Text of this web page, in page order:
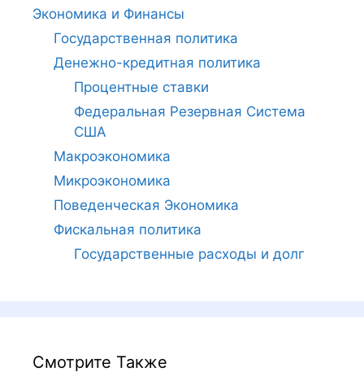
Экономика и Финансы
Государственная политика
Денежно-кредитная политика
Процентные ставки
Федеральная Резервная Система
США
Макроэкономика
Микроэкономика
Поведенческая Экономика
Фискальная политика
Государственные расходы и долг
Смотрите Также